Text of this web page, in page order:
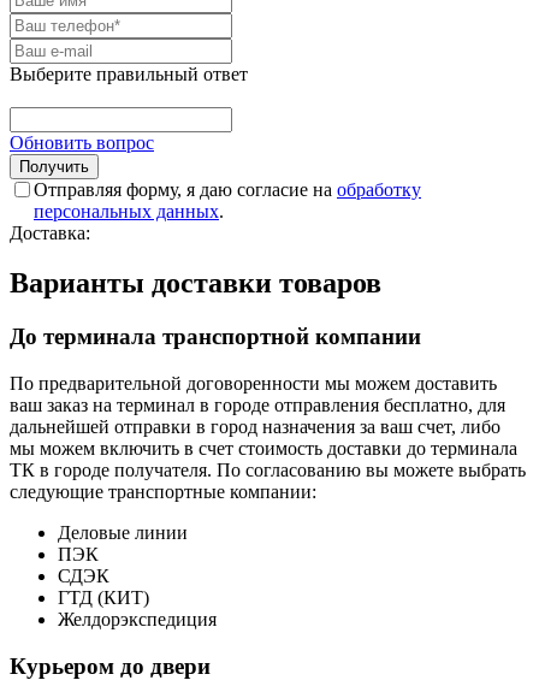
Выберите правильный ответ
Обновить вопрос
Отправляя форму, я даю согласие на обработку
персональных данных.
Доставка:
Варианты доставки товаров
До терминала транспортной компании
По предварительной договоренности мы можем доставить
ваш заказ на терминал в городе отправления бесплатно, для
дальнейшей отправки в город назначения за ваш счет, либо
мы можем включить в счет стоимость доставки до терминала
ТК в городе получателя. По согласованию вы можете выбрать
следующие транспортные компании:
Деловые линии
ПЭК
СДЭК
ГТД (КИТ)
Желдорэкспедиция
Курьером до двери